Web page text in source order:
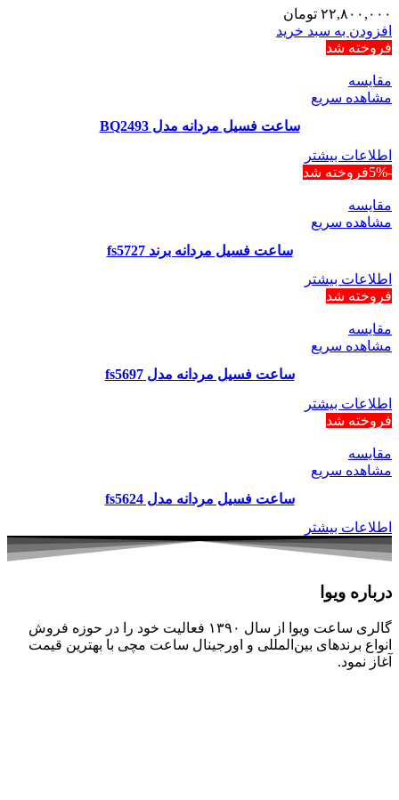
۲۲,۸۰۰,۰۰۰ تومان
افزودن به سبد خرید
فروخته شد
مقایسه
مشاهده سریع
ساعت فسیل مردانه مدل BQ2493
اطلاعات بیشتر
-5%
فروخته شد
مقایسه
مشاهده سریع
ساعت فسیل مردانه برند fs5727
اطلاعات بیشتر
فروخته شد
مقایسه
مشاهده سریع
ساعت فسیل مردانه مدل fs5697
اطلاعات بیشتر
فروخته شد
مقایسه
مشاهده سریع
ساعت فسیل مردانه مدل fs5624
اطلاعات بیشتر
درباره ویوا
گالری ساعت ویوا از سال ۱۳۹۰ فعالیت خود را در حوزه فروش
انواع برندهای بین‌المللی و اورجینال ساعت مچی با بهترین قیمت
آغاز نمود.